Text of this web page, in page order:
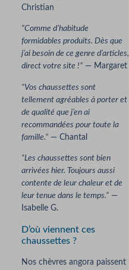
Christian
“Comme d’habitude
formidables produits. Dès que
j’ai besoin de ce genre d’articles,
direct votre site !”— Margaret
“Vos chaussettes sont
tellement agréables à porter et
de qualité que j’en ai
recommandées pour toute la
famille.”— Chantal
“Les chaussettes sont bien
arrivées hier. Toujours aussi
contente de leur chaleur et de
leur tenue dans le temps.”—
Isabelle G.
D’où viennent ces
chaussettes ?
Nos chèvres angora paissent